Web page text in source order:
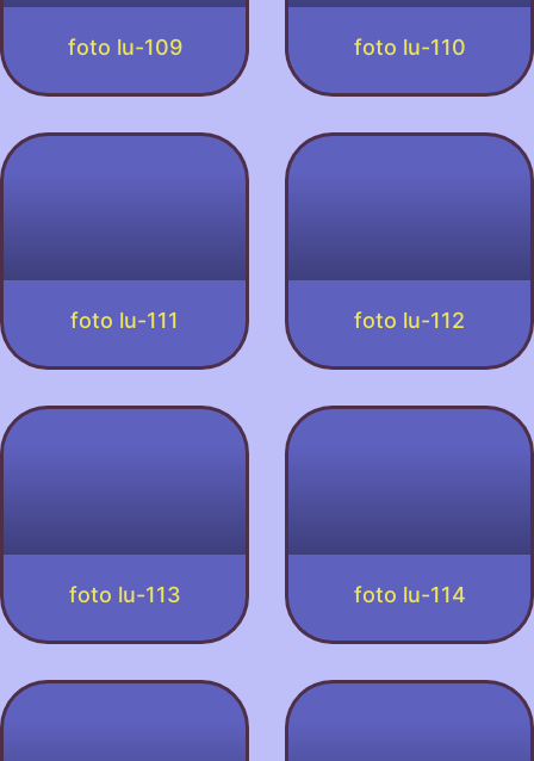
foto lu-109 foto lu-110
foto lu-111 foto lu-112
foto lu-113 foto lu-114